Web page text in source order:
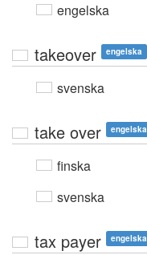
engelska
takeover engelska
svenska
take over engelska
finska
svenska
tax payer engelska